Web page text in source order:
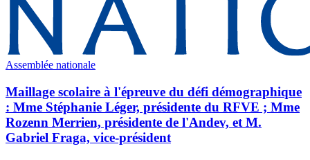
Assemblée nationale
Maillage scolaire à l'épreuve du défi démographique
: Mme Stéphanie Léger, présidente du RFVE ; Mme
Rozenn Merrien, présidente de l'Andev, et M.
Gabriel Fraga, vice-président